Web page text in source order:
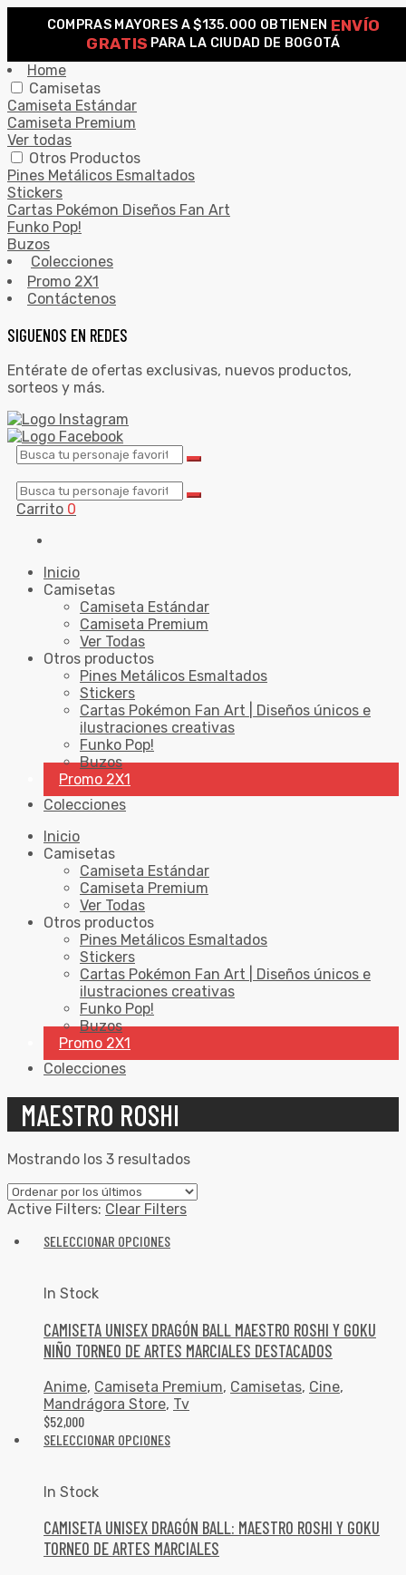
COMPRAS MAYORES A $135.000 OBTIENEN ENVÍO
GRATIS PARA LA CIUDAD DE BOGOTÁ
SEARCH
Home
Camisetas
Camiseta Estándar
Camiseta Premium
Ver todas
Otros Productos
Pines Metálicos Esmaltados
Stickers
Cartas Pokémon Diseños Fan Art
Funko Pop!
Buzos
Colecciones
Promo 2X1
Contáctenos
SIGUENOS EN REDES
Entérate de ofertas exclusivas, nuevos productos,
sorteos y más.
Carrito 0
Inicio
Camisetas
Camiseta Estándar
Camiseta Premium
Ver Todas
Otros productos
Pines Metálicos Esmaltados
Stickers
Cartas Pokémon Fan Art | Diseños únicos e
ilustraciones creativas
Funko Pop!
Buzos
Promo 2X1
Colecciones
Inicio
Camisetas
Camiseta Estándar
Camiseta Premium
Ver Todas
Otros productos
Pines Metálicos Esmaltados
Stickers
Cartas Pokémon Fan Art | Diseños únicos e
ilustraciones creativas
Funko Pop!
Buzos
Promo 2X1
Colecciones
MAESTRO ROSHI
Mostrando los 3 resultados
Active Filters: Clear Filters
SELECCIONAR OPCIONES
In Stock
CAMISETA UNISEX DRAGÓN BALL MAESTRO ROSHI Y GOKU
NIÑO TORNEO DE ARTES MARCIALES DESTACADOS
Anime, Camiseta Premium, Camisetas, Cine,
Mandrágora Store, Tv
$52,000
SELECCIONAR OPCIONES
In Stock
CAMISETA UNISEX DRAGÓN BALL: MAESTRO ROSHI Y GOKU
TORNEO DE ARTES MARCIALES